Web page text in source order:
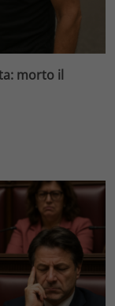
morto il